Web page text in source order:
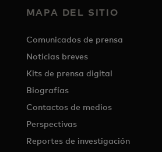
MAPA DEL SITIO
Comunicados de prensa
Noticias breves
Kits de prensa digital
Biografías
Contactos de medios
Perspectivas
Reportes de investigación